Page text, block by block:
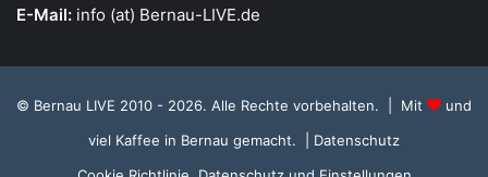
E-Mail: info (at) Bernau-LIVE.de
© Bernau LIVE 2010 - 2026. Alle Rechte vorbehalten. | Mit
und
viel Kaffee in Bernau gemacht.
| Datenschutz